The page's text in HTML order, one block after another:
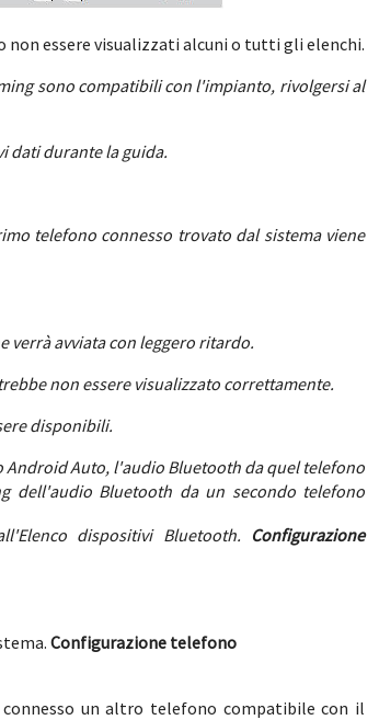
essere visualizzati alcuni o tutti gli elenchi.
sono compatibili con l'impianto, rivolgersi al
dati durante la guida.
telefono connesso trovato dal sistema viene
verrà avviata con leggero ritardo.
non essere visualizzato correttamente.
disponibili.
Android Auto, l'audio Bluetooth da quel telefono
dell'audio Bluetooth da un secondo telefono
dispositivi Bluetooth. Configurazione
Configurazione telefono
un altro telefono compatibile con il